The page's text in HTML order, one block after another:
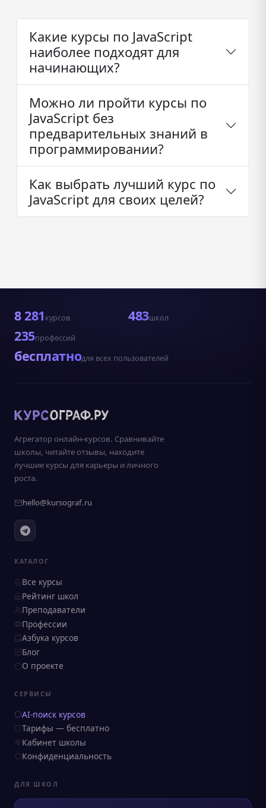
Какие курсы по JavaScript
наиболее подходят для
начинающих?
Можно ли пройти курсы по
JavaScript без
предварительных знаний в
программировании?
Как выбрать лучший курс по
JavaScript для своих целей?
8 281 курсов 483школ
235профессий
бесплатнодля всех пользователей
Агрегатор онлайн-курсов. Сравнивайте
школы, читайте отзывы, находите
лучшие курсы для карьеры и личного
роста.
hello@kursograf.ru
КАТАЛОГ
Все курсы
Рейтинг школ
Преподаватели
Профессии
Азбука курсов
Блог
О проекте
СЕРВИСЫ
AI-поиск курсов
Тарифы — бесплатно
Кабинет школы
Конфиденциальность
ДЛЯ ШКОЛ